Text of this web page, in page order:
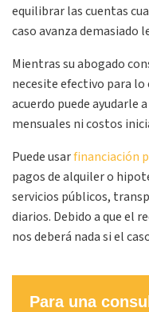
equilibrar las cuentas
caso avanza demasiado
Mientras su abogado
necesite efectivo para lo
acuerdo puede ayudarle
mensuales ni costos
Puede usarfinanciación
pagos de alquiler o
servicios públicos,
diarios. Debido a que el
nos deberá nada si el
Para una